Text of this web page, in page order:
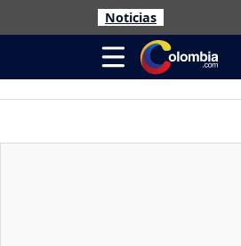
Noticias